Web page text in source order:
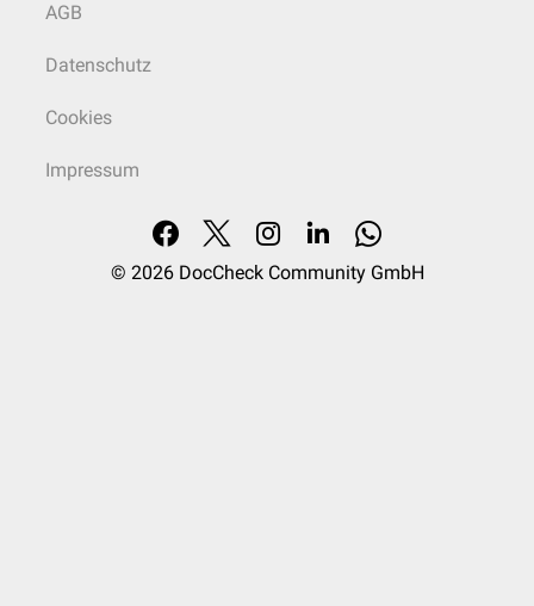
AGB
Datenschutz
Cookies
Impressum
© 2026 DocCheck Community GmbH